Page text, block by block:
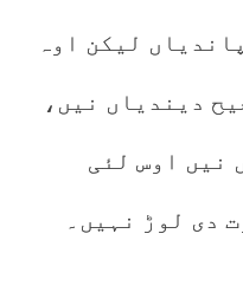
لیکن اوہ
دیندیاں نیں،
نیں اوس لئی
دی لوڑ نہیں۔